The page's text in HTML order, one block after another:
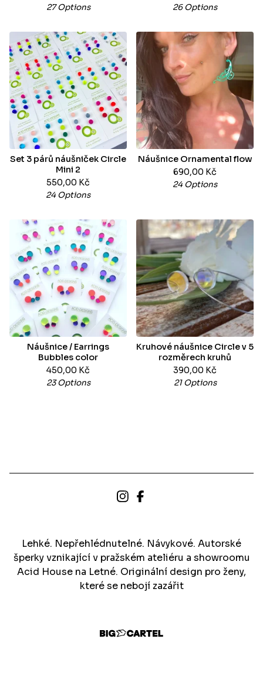
27 Options 26 Options
Set 3 párů náušniček Circle
Mini 2
550,00 Kč
24 Options
Náušnice Ornamental flow
690,00 Kč
24 Options
Náušnice / Earrings
Bubbles color
450,00 Kč
23 Options
Kruhové náušnice Circle v 5
rozměrech kruhů
390,00 Kč
21 Options
Lehké. Nepřehlédnutelné. Návykové. Autorské
šperky vznikající v pražském ateliéru a showroomu
Acid House na Letné. Originální design pro ženy,
které se nebojí zazářit